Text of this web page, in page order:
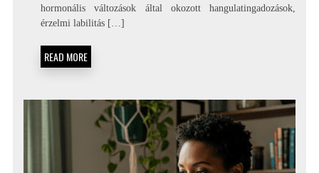
hormonális változások által okozott hangulatingadozások,
érzelmi labilitás […]
READ MORE